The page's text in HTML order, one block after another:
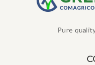
Pure